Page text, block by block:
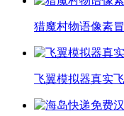
猎魔村物语像素
飞翼模拟器真实